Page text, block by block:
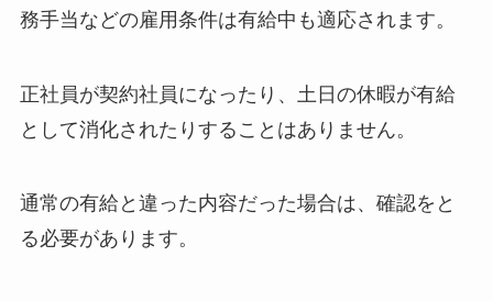
務手当などの雇用条件は有給中も適応されます。
正社員が契約社員になったり、土日の休暇が有給
として消化されたりすることはありません。
通常の有給と違った内容だった場合は、確認をと
る必要があります。